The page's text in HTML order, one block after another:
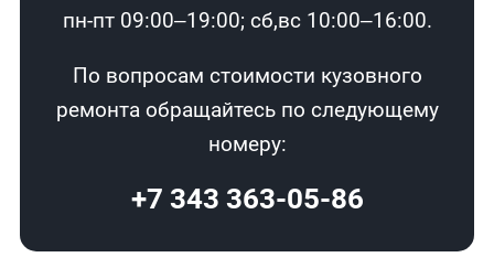
пн-пт 09:00–19:00; сб,вс 10:00–16:00.
По вопросам стоимости кузовного
ремонта обращайтесь по следующему
номеру:
+7 343 363-05-86